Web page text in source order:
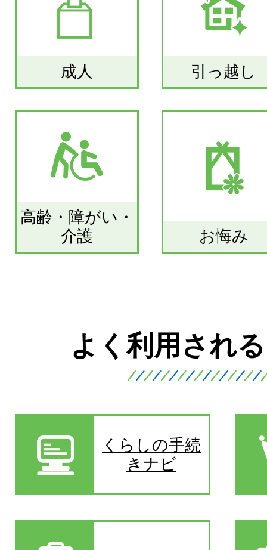
成人 引っ越し
高齢・障がい・
介護
お悔み
よく利用され
くらしの手続
きナビ